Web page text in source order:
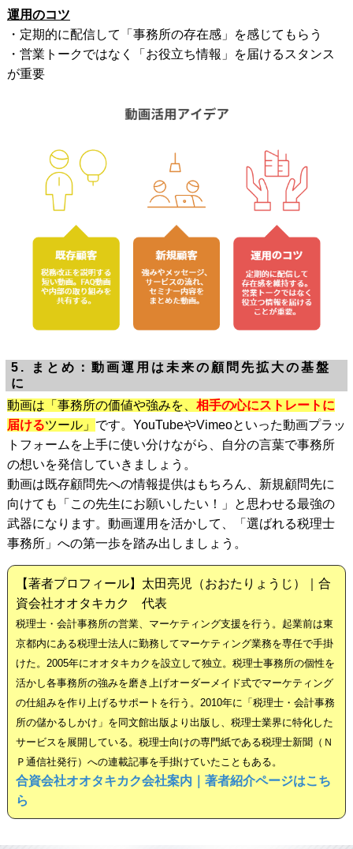
運用のコツ
・定期的に配信して「事務所の存在感」を感じてもらう
・営業トークではなく「お役立ち情報」を届けるスタンス
が重要
5. まとめ：動画運用は未来の顧問先拡大の基盤
に
動画は「事務所の価値や強みを、 相手の心にストレートに
届けるツール」 です。YouTubeやVimeoといった動画プラッ
トフォームを上手に使い分けながら、自分の言葉で事務所
の想いを発信していきましょう。
動画は既存顧問先への情報提供はもちろん、新規顧問先に
向けても「この先生にお願いしたい！」と思わせる最強の
武器になります。動画運用を活かして、「選ばれる税理士
事務所」への第一歩を踏み出しましょう。
【著者プロフィール】太田亮児（おおたりょうじ）｜合
資会社オオタキカク 代表
税理士・会計事務所の営業、マーケティング支援を行う。起業前は東
京都内にある税理士法人に勤務してマーケティング業務を専任で手掛
けた。2005年にオオタキカクを設立して独立。税理士事務所の個性を
活かし各事務所の強みを磨き上げオーダーメイド式でマーケティング
の仕組みを作り上げるサポートを行う。2010年に「税理士・会計事務
所の儲かるしかけ」を同文館出版より出版し、税理士業界に特化した
サービスを展開している。税理士向けの専門紙である税理士新聞（Ｎ
Ｐ通信社発行）への連載記事を手掛けていたこともある。
合資会社オオタキカク会社案内｜著者紹介ページはこち
ら